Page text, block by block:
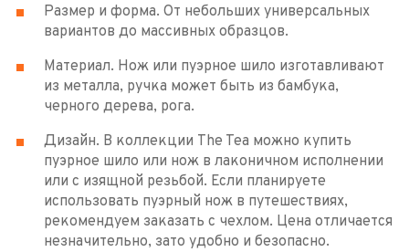
Размер и форма. От небольших универсальных
вариантов до массивных образцов.
Материал. Нож или пуэрное шило изготавливают
из металла, ручка может быть из бамбука,
черного дерева, рога.
Дизайн. В коллекции The Tea можно купить
пуэрное шило или нож в лаконичном исполнении
или с изящной резьбой. Если планируете
использовать пуэрный нож в путешествиях,
рекомендуем заказать с чехлом. Цена отличается
незначительно, зато удобно и безопасно.